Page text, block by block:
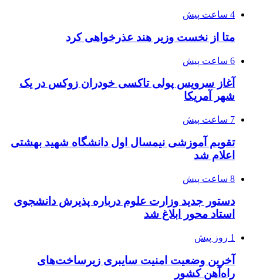
4 ساعت پیش
متا از نخست وزیر هند عذرخواهی کرد
6 ساعت پیش
آغاز سرویس پولی تاکسی خودران زوکس در یک
شهر آمریکا
7 ساعت پیش
تقویم آموزشی نیمسال اول دانشگاه شهید بهشتی
اعلام شد
8 ساعت پیش
دستور جدید وزارت علوم درباره پذیرش دانشجوی
استاد محور ابلاغ شد
1 روز پیش
آخرین وضعیت امنیت سایبری زیرساخت‌های
راه‌آهن کشور